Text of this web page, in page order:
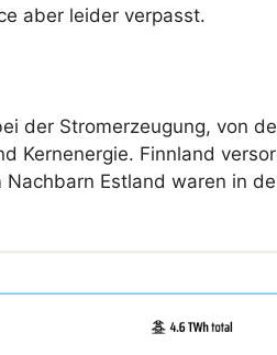
aber leider verpasst.
der Stromerzeugung, von
Kernenergie. Finnland
Estland waren in